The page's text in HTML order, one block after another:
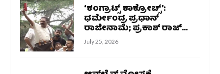
‘ಕಂಗ್ರಾಟ್ಸ್ ಕಾಕ್ರೋಚ್ಸ್‌’:
ಧರ್ಮೇಂದ್ರ ಪ್ರಧಾನ್
ರಾಜೀನಾಮೆ; ಪ್ರಕಾಶ್ ರಾಜ್...
July 25, 2026